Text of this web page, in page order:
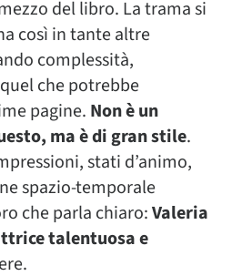
del libro. La trama si
così in tante altre
complessità,
che potrebbe
pagine. Non è un
ma è di gran stile.
stati d’animo,
spazio-temporale
che parla chiaro:Valeria
talentuosa e